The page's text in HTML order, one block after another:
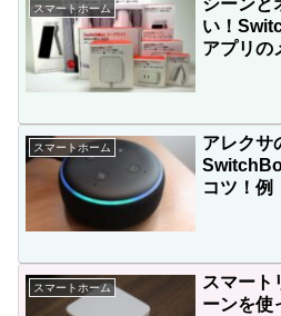
スマートホーム
い！
アプリの
スマートホーム
アレクサ
コツ！例
スマートホーム
スマー
ーンを使